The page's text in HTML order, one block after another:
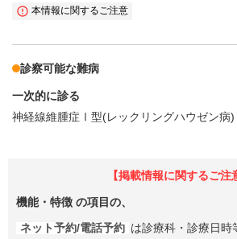
本情報に関するご注意
診察可能な難病
一次的に診る
神経線維腫症Ⅰ型(レックリングハウゼン病)
【掲載情報に関するご注
機能・特徴 の項目の、
ネット予約/電話予約 は診療科・診療日時